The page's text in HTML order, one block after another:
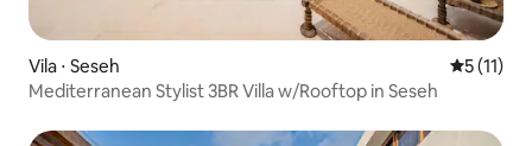
Vila ⋅ Seseh 5 de uma
5 (11)
Mediterranean Stylist 3BR Villa w/Rooftop in Seseh